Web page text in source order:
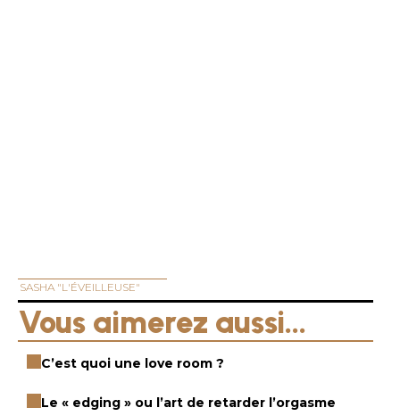
SASHA "L'ÉVEILLEUSE"
Vous aimerez aussi...
C’est quoi une love room ?
Le « edging » ou l’art de retarder l’orgasme